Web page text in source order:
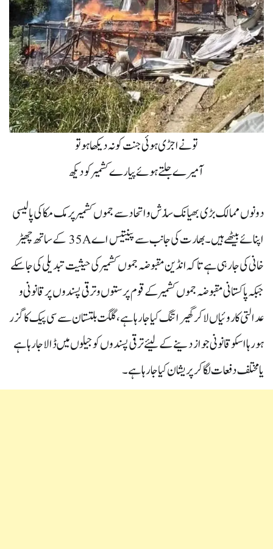
تو نے اجڑی ہوئی جنت کو نہ دیکھا ہو تو
آ میرے جلتے ہوئے پیارے کشمیر کو دیکھ
دونوں ممالک بڑی بھیانک سازش و اتحاد سے جموں کشمیر پر مک مکا کی پالیسی
اپنائے بیٹھے ہیں۔ بھارت کی جانب سے پینتیس اے 35A کے ساتھ چھیڑ
خانی کی جارہی ہے تاکہ انڈین مقبوضہ جموں کشمیر کی حیثیت تبدیلی کی جاسکے
جبکہ پاکستانی مقبوضہ جموں کشمیر کے قوم پرستوں و ترقی پسندوں پر قانونی و
عدالتی کاروئیاں لا کر گھیرا تنگ کیا جارہا ہے ، گلگت بلتستان سے سی پیک کا گزر
ہو رہا اسکو قانونی جواز دینے کے لیئے ترقی پسندوں کو جیلوں میں ڈالا جارہا ہے
یا مختلف دفعات لگا کر پریشان کیا جارہا ہے۔